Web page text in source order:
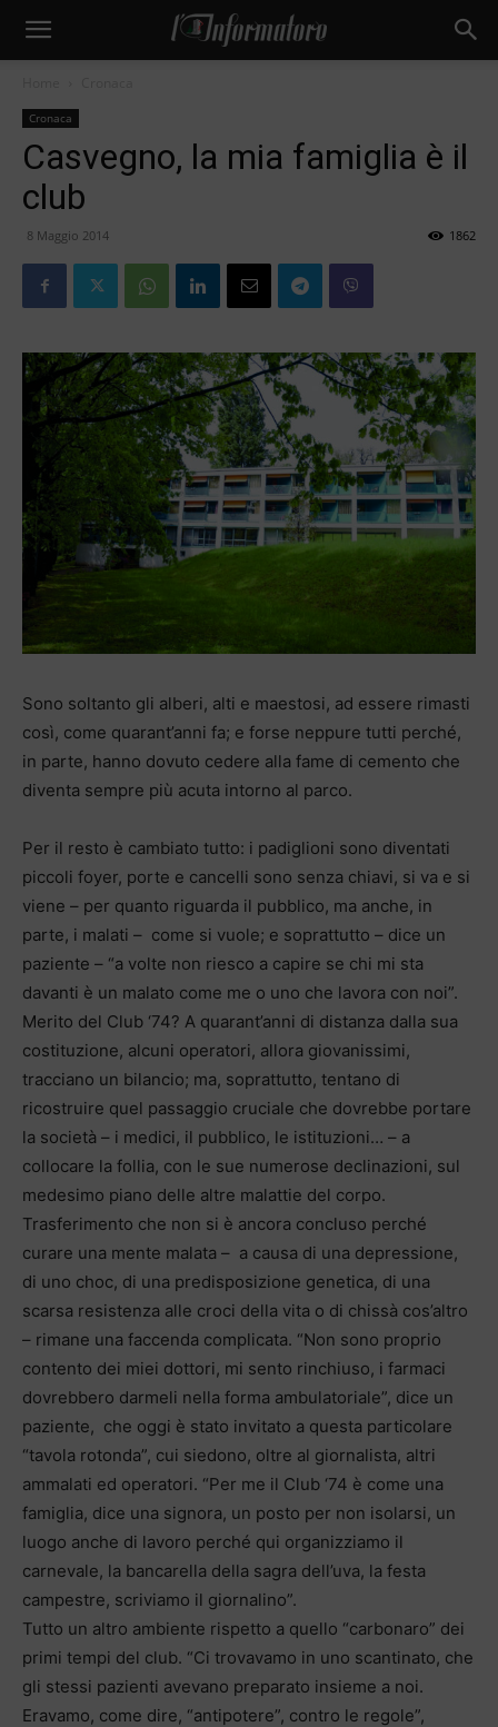
Cronaca
Casvegno, la mia famiglia è il
club
8 Maggio 2014 1862
Sono soltanto gli alberi, alti e maestosi, ad essere rimasti
così, come quarant’anni fa; e forse neppure tutti perché,
in parte, hanno dovuto cedere alla fame di cemento che
diventa sempre più acuta intorno al parco.
Per il resto è cambiato tutto: i padiglioni sono diventati
piccoli foyer, porte e cancelli sono senza chiavi, si va e si
viene – per quanto riguarda il pubblico, ma anche, in
parte, i malati – come si vuole; e soprattutto – dice un
paziente – “a volte non riesco a capire se chi mi sta
davanti è un malato come me o uno che lavora con noi”.
Merito del Club ‘74? A quarant’anni di distanza dalla sua
costituzione, alcuni operatori, allora giovanissimi,
tracciano un bilancio; ma, soprattutto, tentano di
ricostruire quel passaggio cruciale che dovrebbe portare
la società – i medici, il pubblico, le istituzioni… – a
collocare la follia, con le sue numerose declinazioni, sul
medesimo piano delle altre malattie del corpo.
Trasferimento che non si è ancora concluso perché
curare una mente malata – a causa di una depressione,
di uno choc, di una predisposizione genetica, di una
scarsa resistenza alle croci della vita o di chissà cos’altro
– rimane una faccenda complicata. “Non sono proprio
contento dei miei dottori, mi sento rinchiuso, i farmaci
dovrebbero darmeli nella forma ambulatoriale”, dice un
paziente, che oggi è stato invitato a questa particolare
“tavola rotonda”, cui siedono, oltre al giornalista, altri
ammalati ed operatori. “Per me il Club ‘74 è come una
famiglia, dice una signora, un posto per non isolarsi, un
luogo anche di lavoro perché qui organizziamo il
carnevale, la bancarella della sagra dell’uva, la festa
campestre, scriviamo il giornalino”.
Tutto un altro ambiente rispetto a quello “carbonaro” dei
primi tempi del club. “Ci trovavamo in uno scantinato, che
gli stessi pazienti avevano preparato insieme a noi.
Eravamo, come dire, “antipotere”, contro le regole”,